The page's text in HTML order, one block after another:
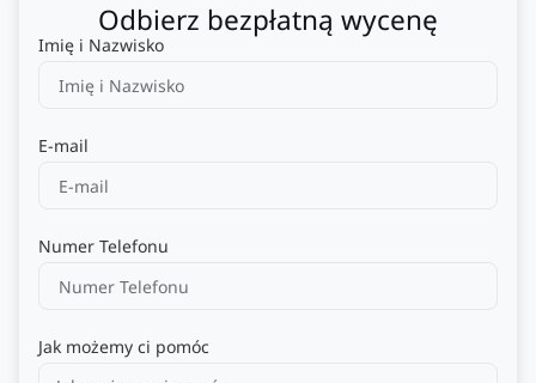
Odbierz bezpłatną wycenę
Imię i Nazwisko
E-mail
Numer Telefonu
Jak możemy ci pomóc